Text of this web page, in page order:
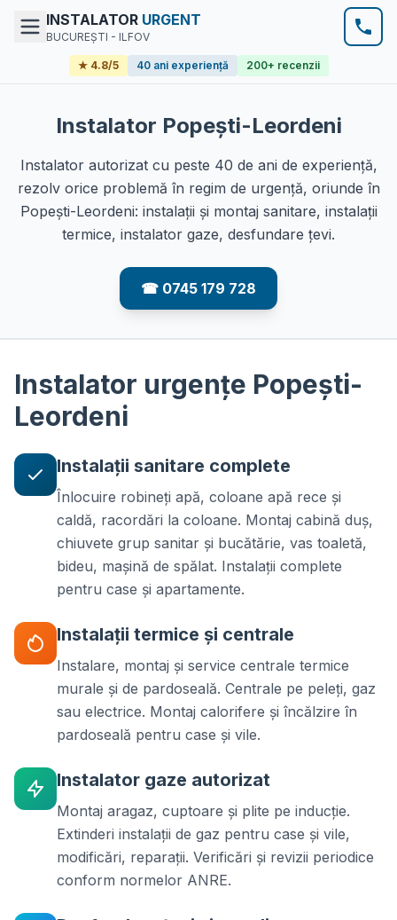
INSTALATOR URGENT
BUCUREȘTI - ILFOV
★ 4.8/5 40 ani experiență 200+ recenzii
Instalator Popești-Leordeni
Instalator autorizat cu peste 40 de ani de experiență,
rezolv orice problemă în regim de urgență, oriunde în
Popești-Leordeni: instalații și montaj sanitare, instalații
termice, instalator gaze, desfundare țevi.
☎ 0745 179 728
Instalator urgențe Popești-
Leordeni
Instalații sanitare complete
Înlocuire robineți apă, coloane apă rece și
caldă, racordări la coloane. Montaj cabină duș,
chiuvete grup sanitar și bucătărie, vas toaletă,
bideu, mașină de spălat. Instalații complete
pentru case și apartamente.
Instalații termice și centrale
Instalare, montaj și service centrale termice
murale și de pardoseală. Centrale pe peleți, gaz
sau electrice. Montaj calorifere și încălzire în
pardoseală pentru case și vile.
Instalator gaze autorizat
Montaj aragaz, cuptoare și plite pe inducție.
Extinderi instalații de gaz pentru case și vile,
modificări, reparații. Verificări și revizii periodice
conform normelor ANRE.